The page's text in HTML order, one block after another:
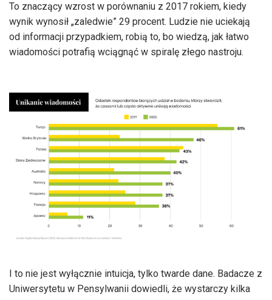
To znaczący wzrost w porównaniu z 2017 rokiem, kiedy
wynik wynosił „zaledwie” 29 procent. Ludzie nie uciekają
od informacji przypadkiem, robią to, bo wiedzą, jak łatwo
wiadomości potrafią wciągnąć w spiralę złego nastroju.
I to nie jest wyłącznie intuicja, tylko twarde dane. Badacze z
Uniwersytetu w Pensylwanii dowiedli, że wystarczy kilka